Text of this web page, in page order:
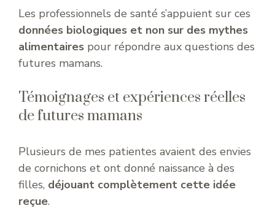
Les professionnels de santé s’appuient sur ces
données biologiques et non sur des mythes
alimentaires pour répondre aux questions des
futures mamans.
Témoignages et expériences réelles
de futures mamans
Plusieurs de mes patientes avaient des envies
de cornichons et ont donné naissance à des
filles, déjouant complètement cette idée
reçue.